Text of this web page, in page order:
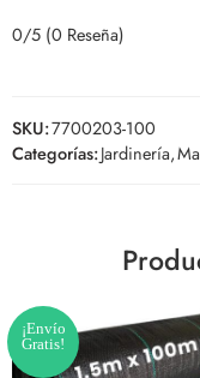
0/5 (0 Reseña)
SKU:7700203-100
Categorías:Jardinería,
¡Envío
Gratis!